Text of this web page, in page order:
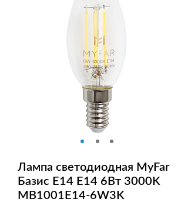
Лампа светодиодная MyFar
Базис E14 E14 6Вт 3000K
MB1001E14-6W3K